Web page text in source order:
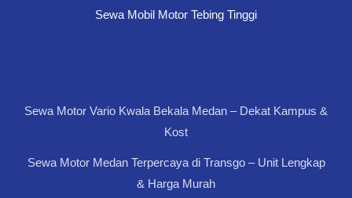
Sewa Mobil Motor Tebing Tinggi
Sewa Motor Vario Kwala Bekala Medan – Dekat Kampus &
Kost
Sewa Motor Medan Terpercaya di Transgo – Unit Lengkap
& Harga Murah